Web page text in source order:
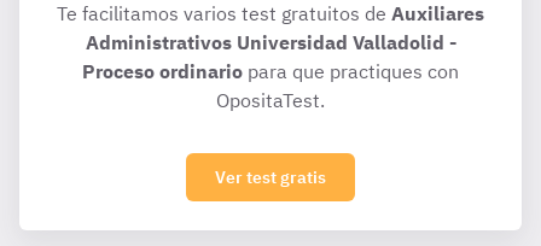
Te facilitamos varios test gratuitos de Auxiliares
Administrativos Universidad Valladolid -
Proceso ordinario para que practiques con
OpositaTest.
Ver test gratis